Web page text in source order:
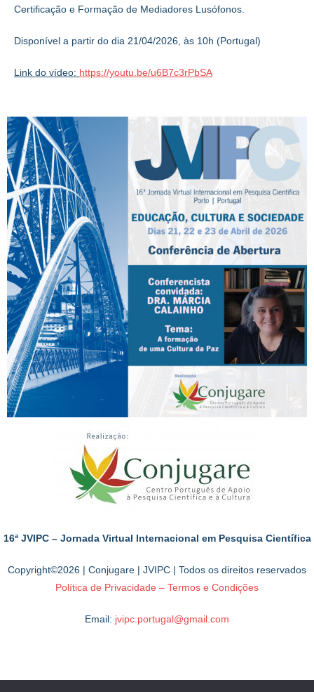
Certificação e Formação de Mediadores Lusófonos.
Disponível a partir do dia 21/04/2026, às 10h (Portugal)
Link do vídeo: https://youtu.be/u6B7c3rPbSA
16ª JVIPC – Jornada Virtual Internacional em Pesquisa Científica
Copyright©2026 | Conjugare | JVIPC | Todos os direitos reservados
Política de Privacidade – Termos e Condições
Email: jvipc.portugal@gmail.com